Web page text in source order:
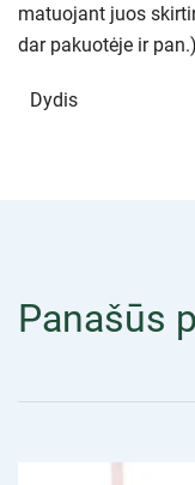
matuojant juos
dar pakuotėje ir
Dydis
Panašūs